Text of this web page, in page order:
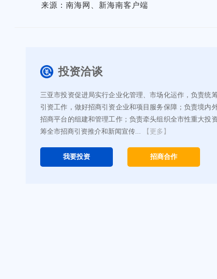
来源：南海网、新海南客户端
投资洽谈
三亚市投资促进局实行企业化管理、市场化运作，负责统
引资工作，做好招商引资企业和项目服务保障；负责境内
招商平台的组建和管理工作；负责牵头组织全市性重大投
筹全市招商引资推介和新闻宣传...
【更多】
我要投资 招商合作